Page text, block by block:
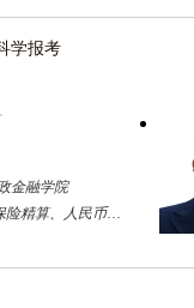
学报考
金融学院
算、人民币国际化